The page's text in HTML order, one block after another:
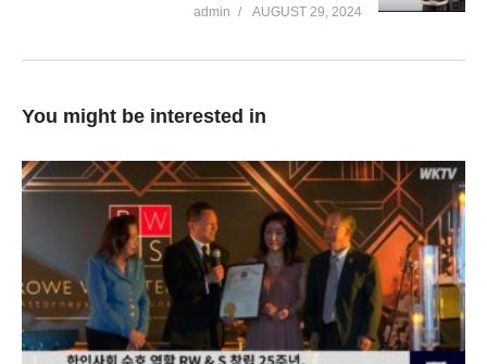
admin AUGUST 29, 2024
You might be interested in